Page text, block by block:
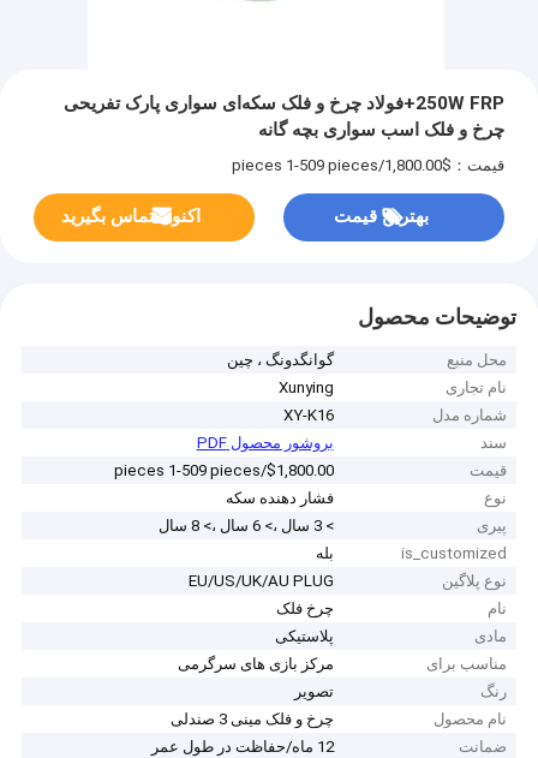
250W FRP+فولاد چرخ و فلک سکه‌ای سواری پارک تفریحی
چرخ و فلک اسب سواری بچه گانه
قیمت：$1,800.00/pieces 1-509 pieces
بهترین قیمت اکنون تماس بگیرید
توضیحات محصول
محل منبع
گوانگدونگ ، چین
نام تجاری
Xunying
شماره مدل
XY-K16
سند
بروشور محصول PDF
قیمت
$1,800.00/pieces 1-509 pieces
نوع
فشار دهنده سکه
پیری
> 3 سال ،> 6 سال ،> 8 سال
is_customized
بله
نوع پلاگین
EU/US/UK/AU PLUG
نام
چرخ فلک
مادی
پلاستیکی
مناسب برای
مرکز بازی های سرگرمی
رنگ
تصویر
نام محصول
چرخ و فلک مینی 3 صندلی
ضمانت
12 ماه/حفاظت در طول عمر